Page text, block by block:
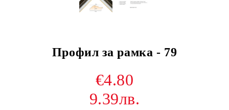
Профил за рамка - 79
€4.80
9.39лв.